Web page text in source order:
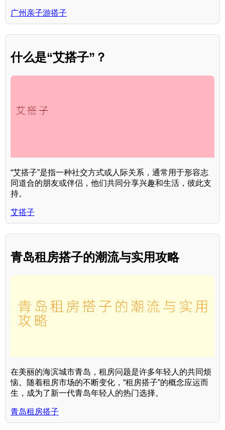
广州亲子游搭子
什么是“艾搭子”？
“艾搭子”是指一种社交方式或人际关系，通常用于形容志
同道合的朋友或伴侣，他们共同分享兴趣和生活，彼此支
持。
艾搭子
青岛租房搭子的潮流与实用攻略
在美丽的海滨城市青岛，租房问题是许多年轻人的共同烦
恼。随着租房市场的不断变化，“租房搭子”的概念应运而
生，成为了新一代青岛年轻人的热门选择。
青岛租房搭子